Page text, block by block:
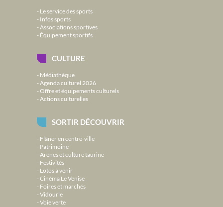
Le service des sports
Infos sports
Associations sportives
Équipement sportifs
CULTURE
Médiathèque
Agenda culturel 2026
Offre et équipements culturels
Actions culturelles
SORTIR DÉCOUVRIR
Flâner en centre-ville
Patrimoine
Arènes et culture taurine
Festivités
Lotos à venir
Cinéma Le Venise
Foires et marchés
Vidourle
Voie verte